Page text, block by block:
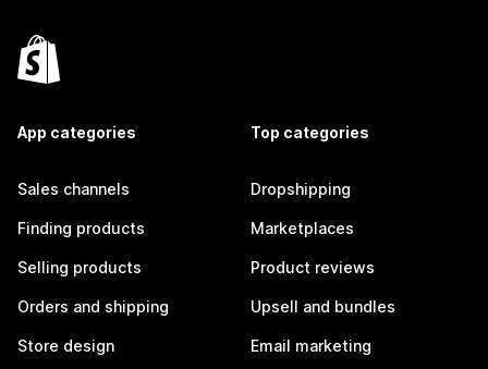
App categories
Sales channels
Finding products
Selling products
Orders and shipping
Store design
Top categories
Dropshipping
Marketplaces
Product reviews
Upsell and bundles
Email marketing